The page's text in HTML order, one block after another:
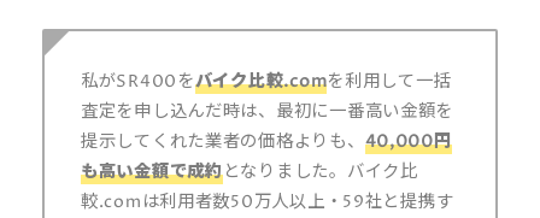
私がSR400をバイク比較.comを利用して一括
査定を申し込んだ時は、最初に一番高い金額を
提示してくれた業者の価格よりも、 40,000円
も高い金額で成約となりました。バイク比
較.comは利用者数50万人以上・59社と提携す